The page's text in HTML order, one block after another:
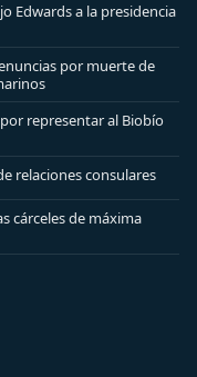
Edwards a la presidencia
por muerte de
representar al Biobío
relaciones consulares
cárceles de máxima